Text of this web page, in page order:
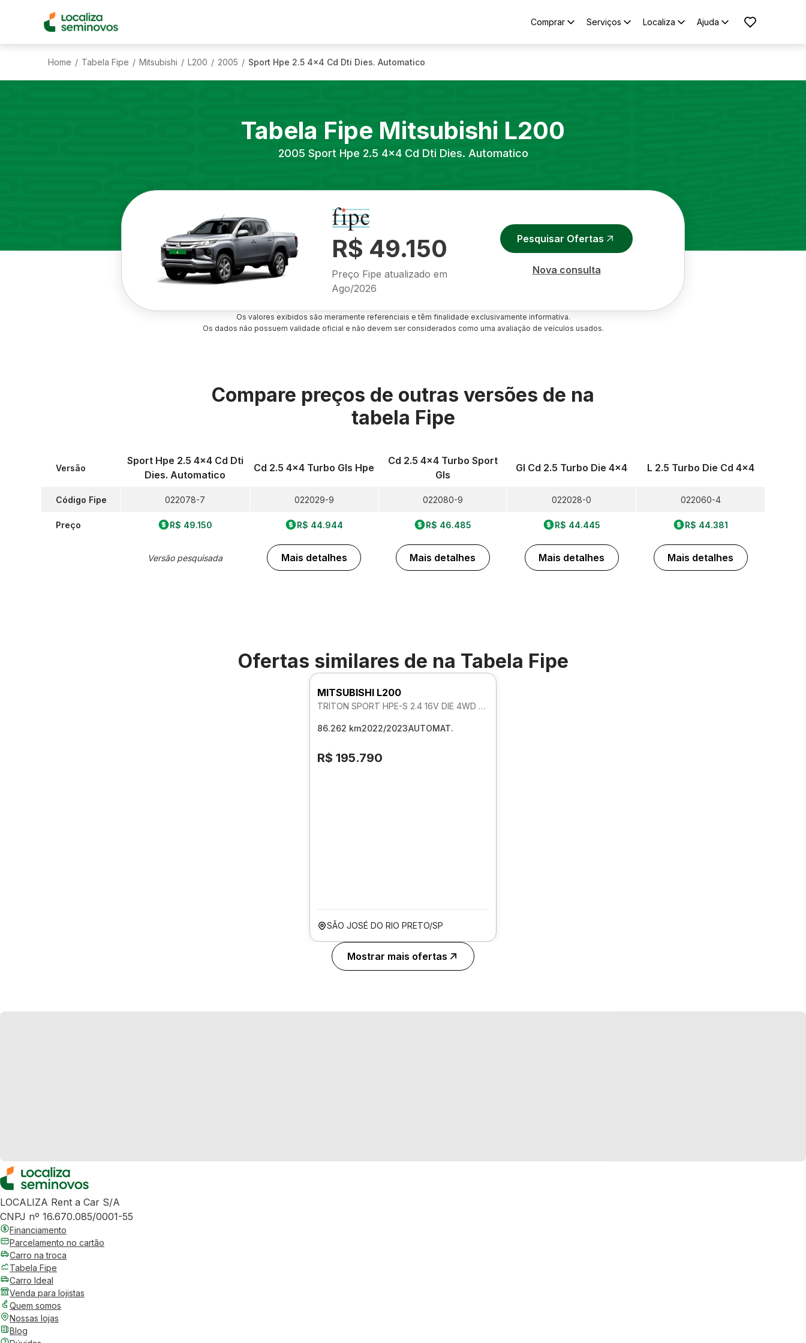
Comprar Serviços Localiza Ajuda
Home / Tabela Fipe / Mitsubishi / L200 / 2005 / Sport Hpe 2.5 4x4 Cd Dti Dies. Automatico
Tabela Fipe Mitsubishi L200
2005 Sport Hpe 2.5 4x4 Cd Dti Dies. Automatico
R$ 49.150
Preço Fipe atualizado em
Ago/2026
Pesquisar Ofertas
Nova consulta
Os valores exibidos são meramente referenciais e têm finalidade exclusivamente informativa.
Os dados não possuem validade oficial e não devem ser considerados como uma avaliação de veículos usados.
Compare preços de outras versões de na
tabela Fipe
Versão
Código Fipe
Preço
Sport Hpe 2.5 4x4 Cd Dti
Dies. Automatico
022078-7
R$ 49.150
Versão pesquisada
Cd 2.5 4x4 Turbo Gls Hpe
022029-9
R$ 44.944
Mais detalhes
Cd 2.5 4x4 Turbo Sport
Gls
022080-9
R$ 46.485
Mais detalhes
Gl Cd 2.5 Turbo Die 4x4
022028-0
R$ 44.445
Mais detalhes
L 2.5 Turbo Die Cd 4x4
022060-4
R$ 44.381
Mais detalhes
Ofertas similares de na Tabela Fipe
MITSUBISHI L200
TRITON SPORT HPE-S 2.4 16V DIE 4WD AUTOMATICO
86.262 km2022/2023AUTOMAT.
R$ 195.790
SÃO JOSÉ DO RIO PRETO/SP
Mostrar mais ofertas
LOCALIZA Rent a Car S/A
CNPJ nº 16.670.085/0001-55
Financiamento
Parcelamento no cartão
Carro na troca
Tabela Fipe
Carro Ideal
Venda para lojistas
Quem somos
Nossas lojas
Blog